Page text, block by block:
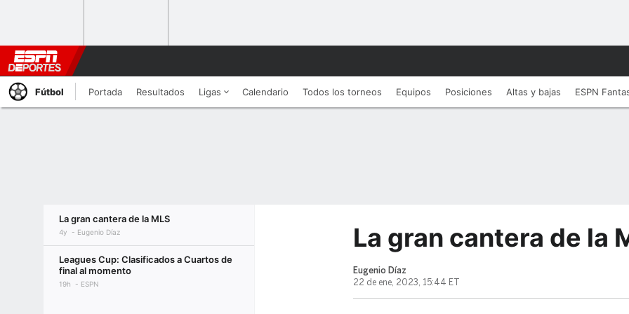
Fútbol Portada Resultados Ligas Calendario Todos los torneos Equipos Posiciones Altas y bajas ESPN
La gran cantera de la MLS
4y Eugenio Díaz
Leagues Cup: Clasificados a Cuartos de
final al momento
19h ESPN
La gran cantera de la
Eugenio Díaz
22 de ene, 2023, 15:44 ET